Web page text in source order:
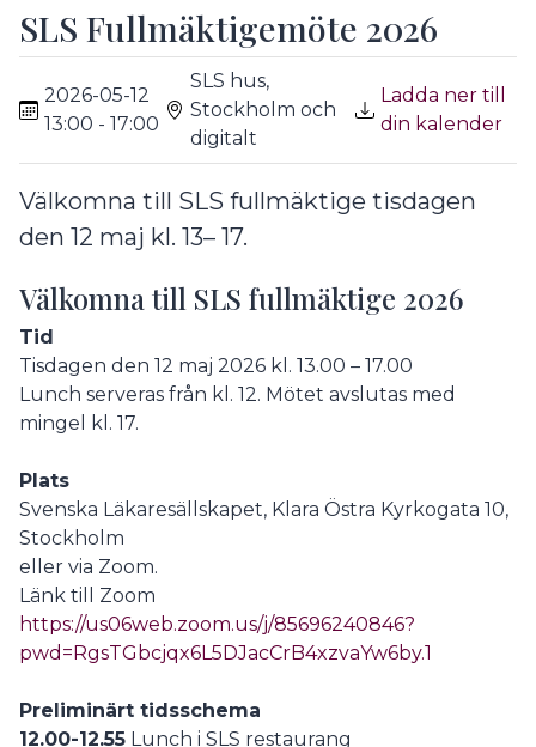
SLS Fullmäktigemöte 2026
2026-05-12
13:00 - 17:00
SLS hus,
Stockholm och
digitalt
Ladda ner till
din kalender
Välkomna till SLS fullmäktige tisdagen
den 12 maj kl. 13– 17.
Välkomna till SLS fullmäktige 2026
Tid
Tisdagen den 12 maj 2026 kl. 13.00 – 17.00
Lunch serveras från kl. 12. Mötet avslutas med
mingel kl. 17.
Plats
Svenska Läkaresällskapet, Klara Östra Kyrkogata 10,
Stockholm
eller via Zoom.
Länk till Zoom
https://us06web.zoom.us/j/85696240846?
pwd=RgsTGbcjqx6L5DJacCrB4xzvaYw6by.1
Preliminärt tidsschema
12.00-12.55 Lunch i SLS restaurang